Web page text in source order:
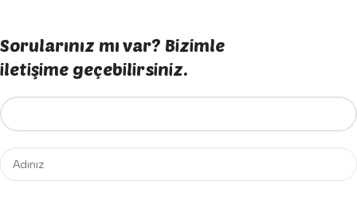
Sorularınız mı var? Bizimle
iletişime geçebilirsiniz.